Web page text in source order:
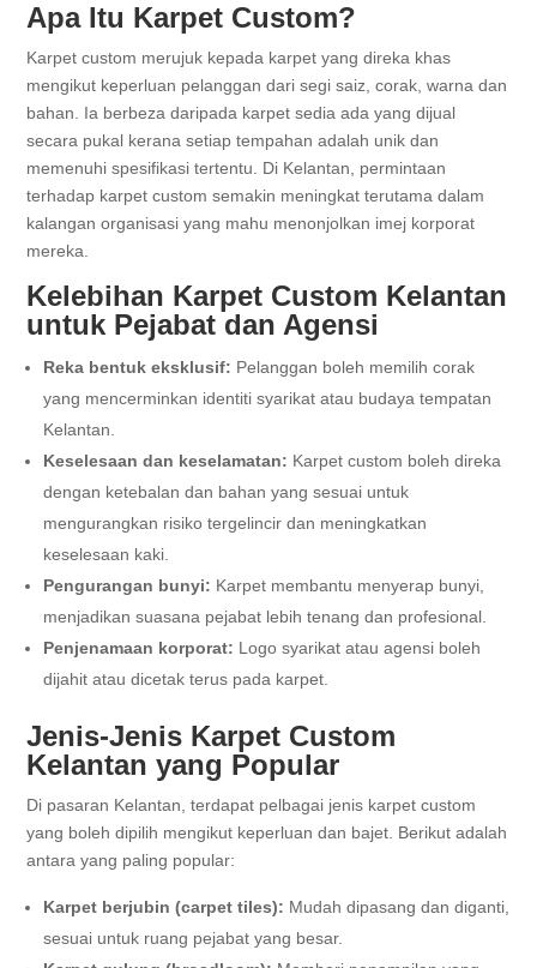
Apa Itu Karpet Custom?
Karpet custom merujuk kepada karpet yang direka khas
mengikut keperluan pelanggan dari segi saiz, corak, warna dan
bahan. Ia berbeza daripada karpet sedia ada yang dijual
secara pukal kerana setiap tempahan adalah unik dan
memenuhi spesifikasi tertentu. Di Kelantan, permintaan
terhadap karpet custom semakin meningkat terutama dalam
kalangan organisasi yang mahu menonjolkan imej korporat
mereka.
Kelebihan Karpet Custom Kelantan
untuk Pejabat dan Agensi
Reka bentuk eksklusif: Pelanggan boleh memilih corak
yang mencerminkan identiti syarikat atau budaya tempatan
Kelantan.
Keselesaan dan keselamatan: Karpet custom boleh direka
dengan ketebalan dan bahan yang sesuai untuk
mengurangkan risiko tergelincir dan meningkatkan
keselesaan kaki.
Pengurangan bunyi: Karpet membantu menyerap bunyi,
menjadikan suasana pejabat lebih tenang dan profesional.
Penjenamaan korporat: Logo syarikat atau agensi boleh
dijahit atau dicetak terus pada karpet.
Jenis-Jenis Karpet Custom
Kelantan yang Popular
Di pasaran Kelantan, terdapat pelbagai jenis karpet custom
yang boleh dipilih mengikut keperluan dan bajet. Berikut adalah
antara yang paling popular:
Karpet berjubin (carpet tiles): Mudah dipasang dan diganti,
sesuai untuk ruang pejabat yang besar.